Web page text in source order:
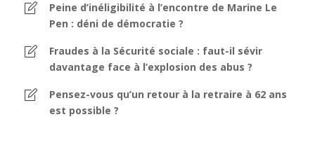
Peine d’inéligibilité à l’encontre de Marine Le
Pen : déni de démocratie ?
Fraudes à la Sécurité sociale : faut-il sévir
davantage face à l’explosion des abus ?
Pensez-vous qu’un retour à la retraire à 62 ans
est possible ?